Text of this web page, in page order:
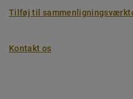
Tilføj til
Kontakt os